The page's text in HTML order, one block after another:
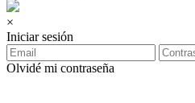
×
Iniciar sesión
Olvidé mi contraseña